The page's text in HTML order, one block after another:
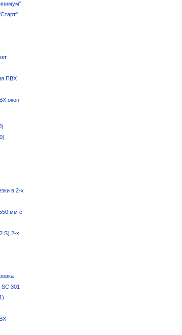
ПВХ
окон
в 2-х
мм с
S) 2-х
301